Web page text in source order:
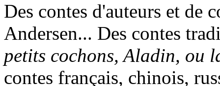
Des contes d'auteurs et de
Andersen... Des contes
petits cochons, Aladin, ou
contes français, chinois,